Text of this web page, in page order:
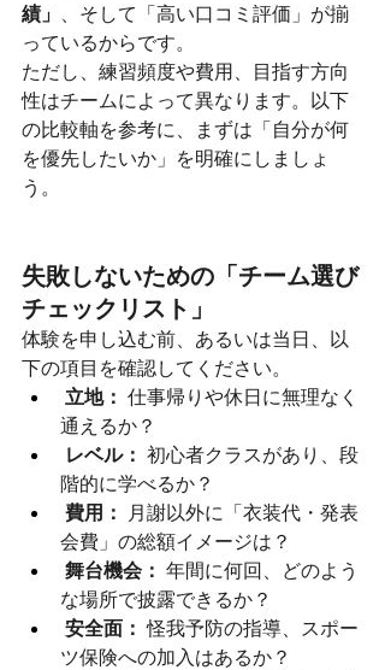
績」
、そして「高い口コミ評価」が揃
っているからです。
ただし、練習頻度や費用、目指す方向
性はチームによって異なります。以下
の比較軸を参考に、まずは「自分が何
を優先したいか」を明確にしましょ
う。
失敗しないための「チーム選び
チェックリスト」
体験を申し込む前、あるいは当日、以
下の項目を確認してください。
立地： 仕事帰りや休日に無理なく
通えるか？
レベル： 初心者クラスがあり、段
階的に学べるか？
費用：
月謝以外に「衣装代・発表
会費」の総額イメージは？
舞台機会： 年間に何回、どのよう
な場所で披露できるか？
安全面： 怪我予防の指導、スポー
ツ保険への加入はあるか？